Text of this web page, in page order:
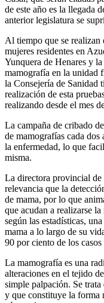
de este año es la llegada
anterior legislatura se
Al tiempo que se realizan
mujeres residentes en
Yunquera de Henares y
mamografía en la unidad
la Consejería de Sanidad
realización de esta
realizando desde el mes
La campaña de cribado
de mamografías cada
la enfermedad, lo que
misma.
La directora provincial de
relevancia que la
de mama, por lo que
que acudan a realizarse
según las estadísticas,
mama a lo largo de su
90 por ciento de los casos
La mamografía es una
alteraciones en el tejido
simple palpación. Se
y que constituye la forma